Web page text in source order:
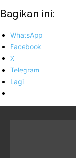
Bagikan ini:
WhatsApp
Facebook
X
Telegram
Lagi